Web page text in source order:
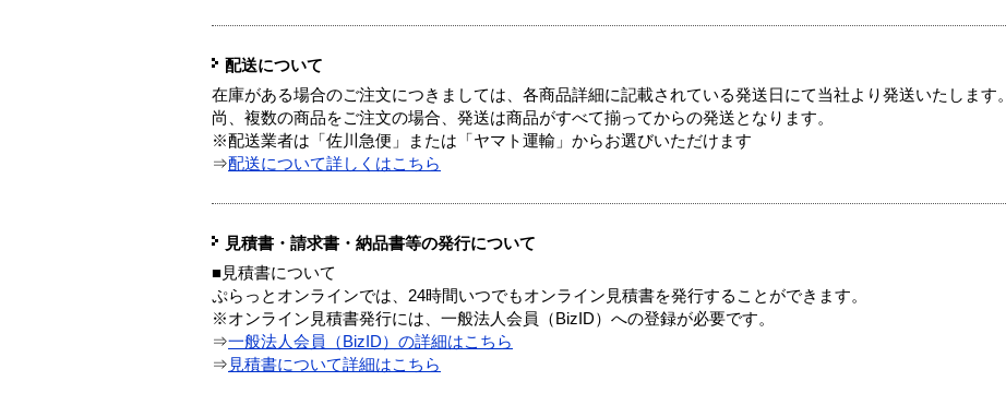
配送について
在庫がある場合のご注文につきましては、各商品詳細に記載されている発送日にて当社より発送いたします。
尚、複数の商品をご注文の場合、発送は商品がすべて揃ってからの発送となります。
※配送業者は「佐川急便」または「ヤマト運輸」からお選びいただけます
⇒配送について詳しくはこちら
見積書・請求書・納品書等の発行について
■見積書について
ぷらっとオンラインでは、24時間いつでもオンライン見積書を発行することができます。
※オンライン見積書発行には、一般法人会員（BizID）への登録が必要です。
⇒一般法人会員（BizID）の詳細はこちら
⇒ 見積書について詳細はこちら